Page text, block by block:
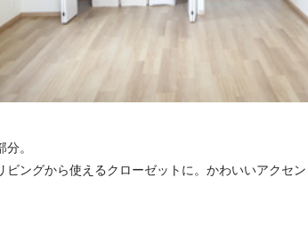
。
ビングから使えるクローゼットに。かわいいアクセ